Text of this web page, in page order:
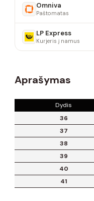
Omniva
Paštomatas
LP Express
Kurjeris į namus
Aprašymas
Dydis
36
37
38
39
40
41